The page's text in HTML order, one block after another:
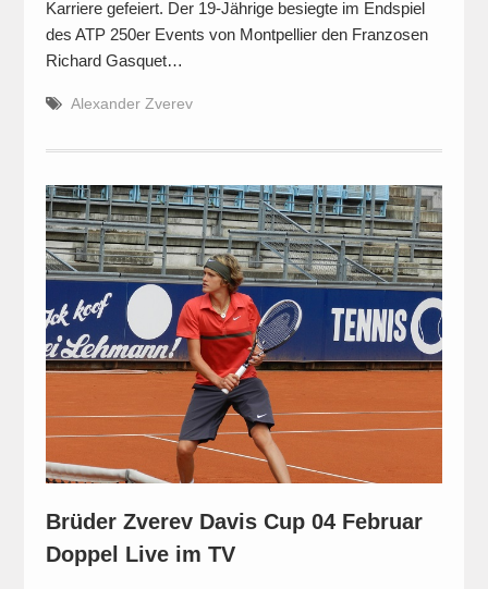
Karriere gefeiert. Der 19-Jährige besiegte im Endspiel
des ATP 250er Events von Montpellier den Franzosen
Richard Gasquet…
Alexander Zverev
Brüder Zverev Davis Cup 04 Februar
Doppel Live im TV